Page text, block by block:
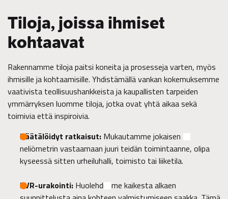
Tiloja, joissa ihmiset
kohtaavat
Rakennamme tiloja paitsi koneita ja prosesseja varten, myös
ihmisille ja kohtaamisille. Yhdistämällä vankan kokemuksemme
vaativista teollisuushankkeista ja kaupallisten tarpeiden
ymmärryksen luomme tiloja, jotka ovat yhtä aikaa sekä
toimivia että inspiroivia.
Räätälöidyt ratkaisut: Mukautamme jokaisen
neliömetrin vastaamaan juuri teidän toimintaanne, olipa
kyseessä sitten urheiluhalli, toimisto tai liiketila.
KVR-urakointi: Huolehdimme kaikesta alkaen